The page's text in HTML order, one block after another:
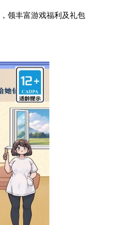
，领丰富游戏福利 及礼包